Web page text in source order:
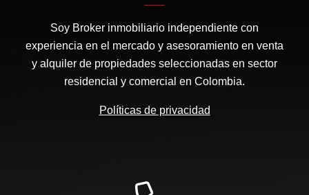
Soy Broker inmobiliario independiente con
experiencia en el mercado y asesoramiento en venta
y alquiler de propiedades seleccionadas en sector
residencial y comercial en Colombia.
Políticas de privacidad